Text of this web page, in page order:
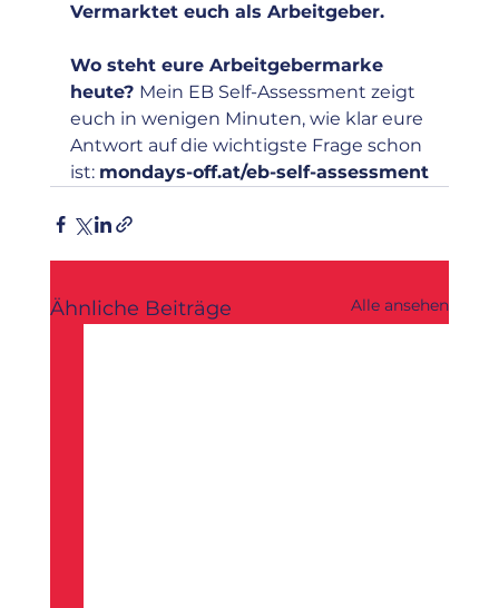
Vermarktet euch als Arbeitgeber.
Wo steht eure Arbeitgebermarke
heute? Mein EB Self-Assessment zeigt
euch in wenigen Minuten, wie klar eure
Antwort auf die wichtigste Frage schon
ist: mondays-off.at/eb-self-assessment
Ähnliche Beiträge Alle ansehen